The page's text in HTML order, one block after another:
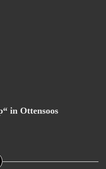
in Ottensoos